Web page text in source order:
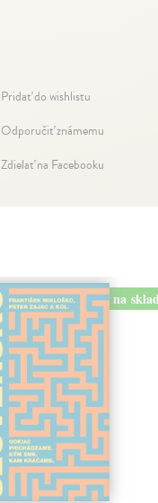
Pridať do wishlistu
Odporučiť známemu
Zdielať na Facebooku
na